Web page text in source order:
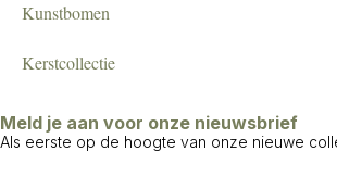
Kunstbomen
Kerstcollectie
Meld je aan voor onze nieuwsbrief
Als eerste op de hoogte van onze nieuwe